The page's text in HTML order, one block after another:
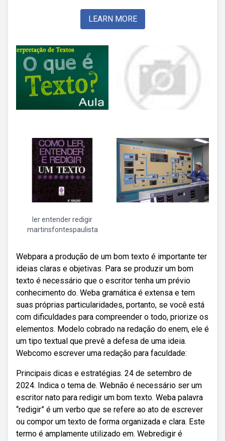
LEARN MORE
ler entender redigir
martinsfontespaulista
Webpara a produção de um bom texto é importante ter
ideias claras e objetivas. Para se produzir um bom
texto é necessário que o escritor tenha um prévio
conhecimento do. Weba gramática é extensa e tem
suas próprias particularidades, portanto, se você está
com dificuldades para compreender o todo, priorize os
elementos. Modelo cobrado na redação do enem, ele é
um tipo textual que prevê a defesa de uma ideia.
Webcomo escrever uma redação para faculdade:
Principais dicas e estratégias. 24 de setembro de
2024. Indica o tema de. Webnão é necessário ser um
escritor nato para redigir um bom texto. Weba palavra
“redigir” é um verbo que se refere ao ato de escrever
ou compor um texto de forma organizada e clara. Este
termo é amplamente utilizado em. Webredigir é